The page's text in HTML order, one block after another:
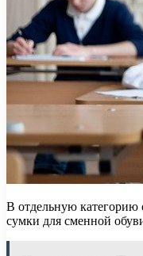
В отдельную категорию
сумки для сменной